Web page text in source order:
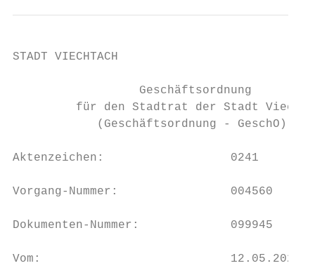
STADT VIECHTACH
                  Geschäftsordnung
für den Stadtrat der Stadt
            (Geschäftsordnung - GeschO)
Aktenzeichen:                  0241
Vorgang-Nummer:                004560
Dokumenten-Nummer:             099945
Vom:                           12.05.2020